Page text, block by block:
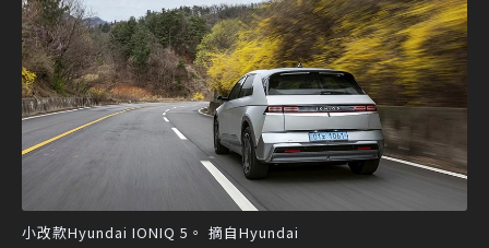
小改款Hyundai IONIQ 5。 摘自Hyundai